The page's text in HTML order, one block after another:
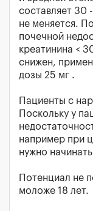
составляет 30
не меняется.
почечной
креатинина <
снижен,
дозы 25 мг .
Пациенты с
Поскольку у
например при
нужно
Потенциал не
моложе 18 лет.